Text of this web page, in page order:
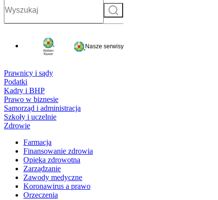
Szukaj
Nasze serwisy
Prawnicy i sądy
Podatki
Kadry i BHP
Prawo w biznesie
Samorząd i administracja
Szkoły i uczelnie
Zdrowie
Farmacja
Finansowanie zdrowia
Opieka zdrowotna
Zarządzanie
Zawody medyczne
Koronawirus a prawo
Orzeczenia